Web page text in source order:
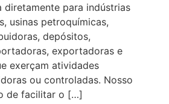
diretamente para indústrias
usinas petroquímicas,
depósitos,
exportadoras e
exerçam atividades
ou controladas. Nosso
de facilitar o […]